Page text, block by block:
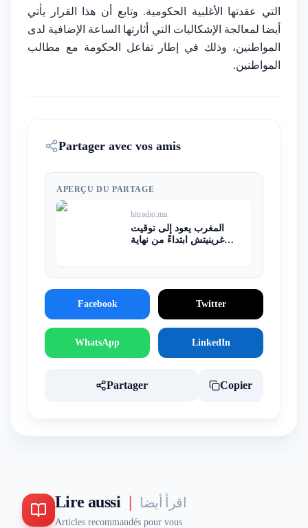
التي عقدتها الأغلبية الحكومية. وتابع أن هذا القرار يأتي
أيضا لمعالجة الإشكاليات التي أثارتها الساعة الإضافية لدى
المواطنين، وذلك في إطار تفاعل الحكومة مع مطالب
المواطنين.
Partager avec vos amis
APERÇU DU PARTAGE
hitradio.ma
المغرب يعود إلى توقيت
غرينيتش ابتداءً من نهاية
Facebook Twitter
WhatsApp LinkedIn
Partager Copier
Lire aussi | اقرأ أيضا
Articles recommandés pour vous